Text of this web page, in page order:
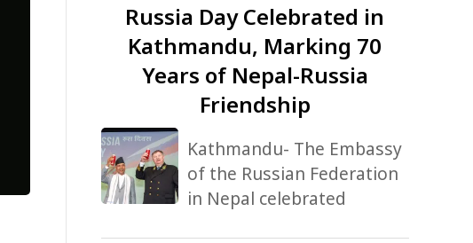
Russia Day Celebrated in
Kathmandu, Marking 70
Years of Nepal-Russia
Friendship
Kathmandu- The Embassy
of the Russian Federation
in Nepal celebrated